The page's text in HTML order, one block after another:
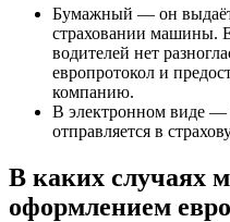
Бумажный — он
страховании машины.
водителей нет
европротокол и
компанию.
В электронном виде —
отправляется в
В каких случаях
оформлением